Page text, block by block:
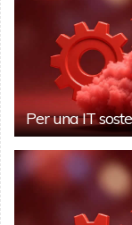
Per una IT